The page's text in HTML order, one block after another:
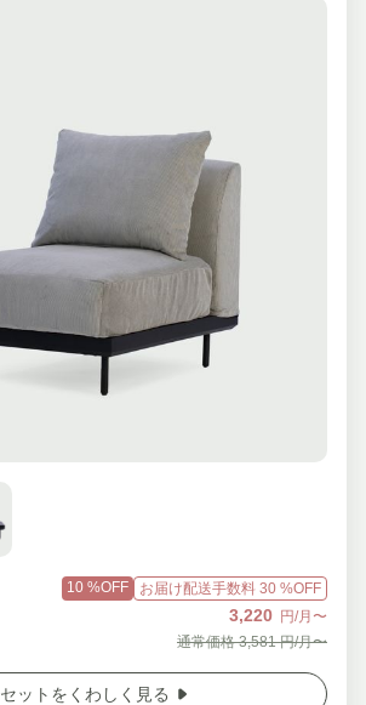
10 %OFF お届け配送手数料 30 %OFF
3,220 円/月〜
通常価格 3,581 円/月〜
セットをくわしく見る